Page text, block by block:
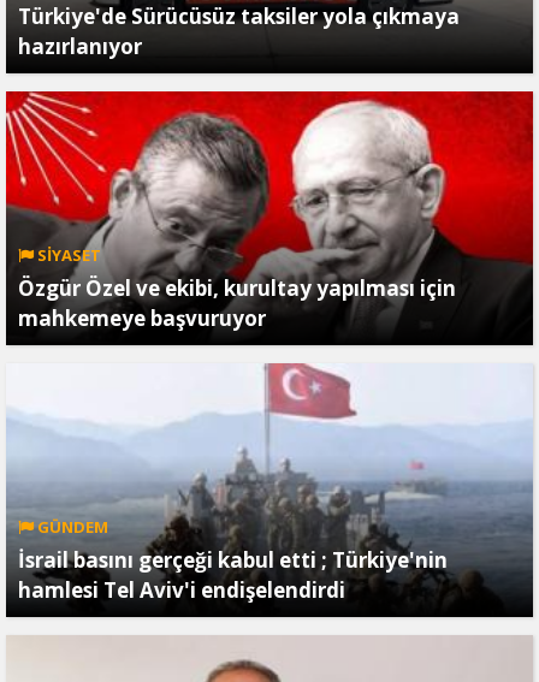
Türkiye'de Sürücüsüz taksiler yola çıkmaya
hazırlanıyor
SİYASET
Özgür Özel ve ekibi, kurultay yapılması için
mahkemeye başvuruyor
GÜNDEM
İsrail basını gerçeği kabul etti ; Türkiye'nin
hamlesi Tel Aviv'i endişelendirdi